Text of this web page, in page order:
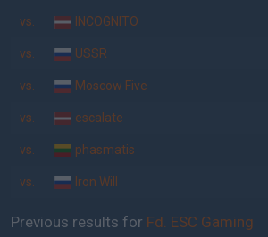
vs. INCOGNITO
vs. USSR
vs. Moscow Five
vs. escalate
vs. phasmatis
vs. Iron Will
Previous results for Fd. ESC Gaming